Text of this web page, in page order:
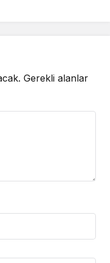
Gerekli alanlar